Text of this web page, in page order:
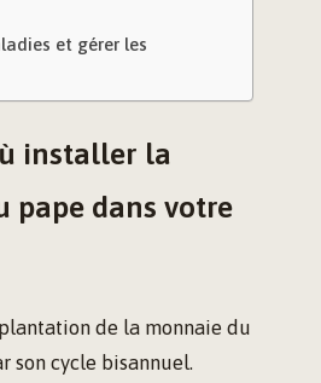
et gérer les
installer la
pape dans votre
de la monnaie du
son cycle bisannuel.